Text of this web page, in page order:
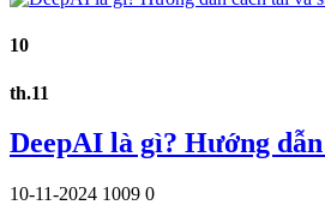
10
th.11
DeepAI là gì? Hướng
10-11-2024 1009 0